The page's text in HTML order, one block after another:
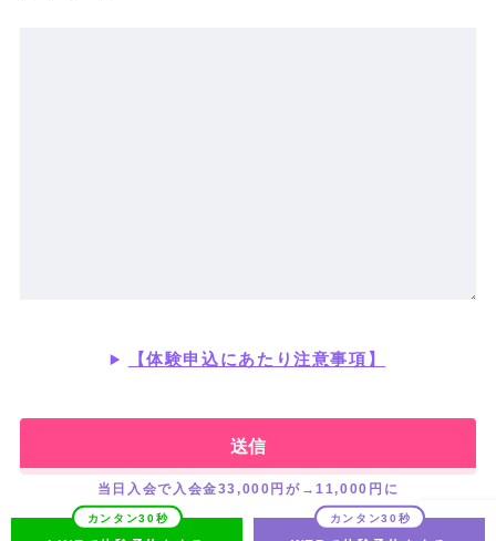
【体験申込にあたり注意事項】
当日入会で入会金33,000円が→11,000円に